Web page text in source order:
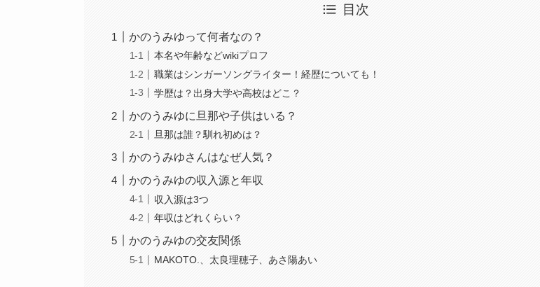
目次
かのうみゆって何者なの？
本名や年齢などwikiプロフ
職業はシンガーソングライター！経歴についても！
学歴は？出身大学や高校はどこ？
かのうみゆに旦那や子供はいる？
旦那は誰？馴れ初めは？
かのうみゆさんはなぜ人気？
かのうみゆの収入源と年収
収入源は3つ
年収はどれくらい？
かのうみゆの交友関係
MAKOTO.、太良理穂子、あさ陽あい